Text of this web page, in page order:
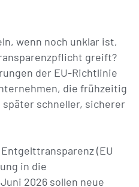
wenn noch unklar ist,
greift?
der EU-Richtlinie
die frühzeitig
schneller, sicherer
(EU
in die
2026 sollen neue